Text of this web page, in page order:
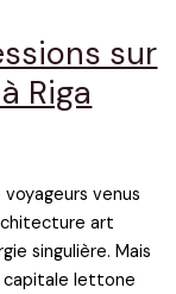
sur
Riga
venus
art
singulière. Mais
capitale lettone